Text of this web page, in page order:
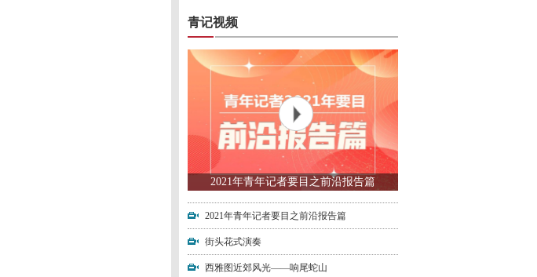
青记视频
2021年青年记者要目之前沿报告篇
2021年青年记者要目之前沿报告篇
街头花式演奏
西雅图近郊风光——响尾蛇山